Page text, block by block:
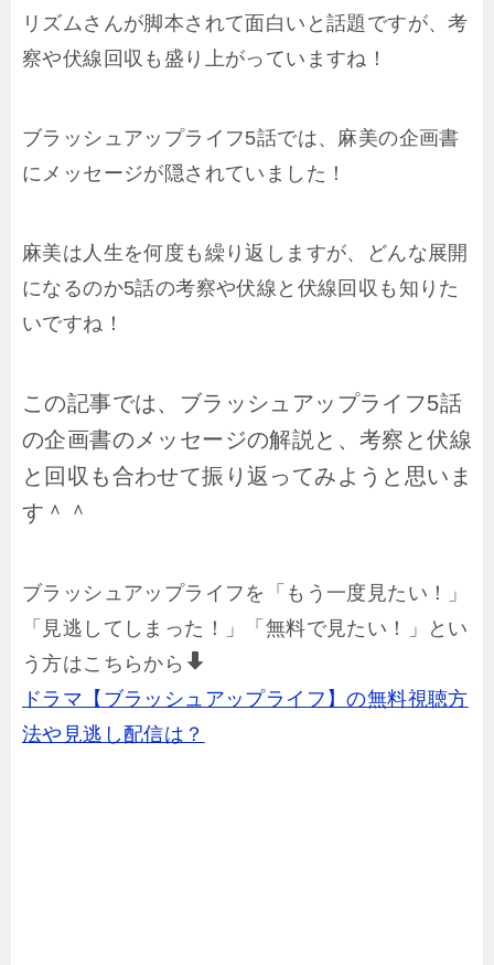
リズムさんが脚本されて面白いと話題ですが、考
察や伏線回収も盛り上がっていますね！
ブラッシュアップライフ5話では、麻美の企画書
にメッセージが隠されていました！
麻美は人生を何度も繰り返しますが、どんな展開
になるのか5話の考察や伏線と伏線回収も知りた
いですね！
この記事では、ブラッシュアップライフ5話
の企画書のメッセージの解説と、 考察と伏線
と回収も合わせて振り返ってみようと思いま
す＾＾
ブラッシュアップライフを「もう一度見たい！」
「見逃してしまった！」「無料で見たい！」とい
う方はこちらから
ドラマ【ブラッシュアップライフ】の無料視聴方
法や見逃し配信は？